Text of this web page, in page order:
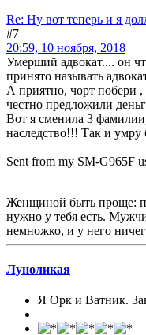
Re: Ну вот теперь и я
#7
20:59, 10 ноября, 2018
Умерший адвокат.... он
принято называть
А приятно, чорт побери ,
честно предложили
Вот я сменила 3
наследство!!! Так и умру
Sent from my SM-G965F
Женщиной быть проще:
нужно у тебя есть.
немножко, и у него
Луноликая
Я Орк и Ватник.